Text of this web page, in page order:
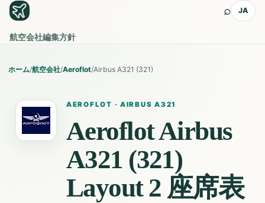
航空会社編集方針
⌕ JA
ホーム/航空会社/Aeroflot/Airbus A321 (321)
AEROFLOT ·AIRBUS A321
AeroflotAirbus
A321 (321)
Layout 2 座席表